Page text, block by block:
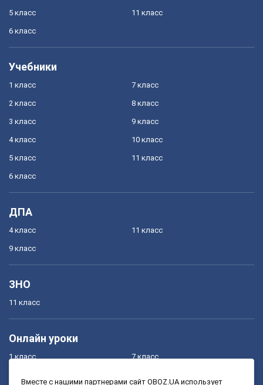
5 класс
6 класс
11 класс
Учебники
1 класс
2 класс
3 класс
4 класс
5 класс
6 класс
7 класс
8 класс
9 класс
10 класс
11 класс
ДПА
4 класс
9 класс
11 класс
ЗНО
11 класс
Онлайн уроки
1 класс 7 класс
Вместе с нашими партнерами сайт OBOZ.UA использует